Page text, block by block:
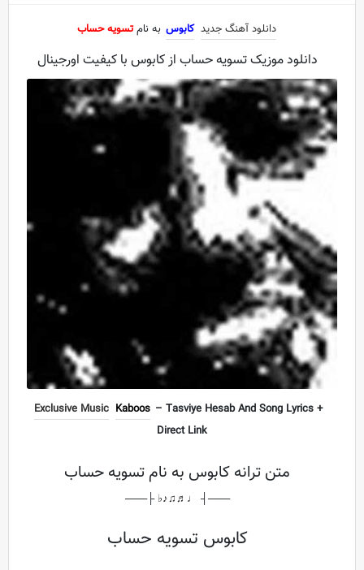
دانلود آهنگ جدید کابوس به نامتسویه حساب
دانلود موزیک تسویه حساب از کابوس با کیفیت اورجینال
Exclusive Music Kaboos – Tasviye Hesab And Song Lyrics +
Direct Link
متن ترانه کابوس به نام تسویه حساب
───┤ ♩♬♫♪♭ ├───
کابوس تسویه حساب